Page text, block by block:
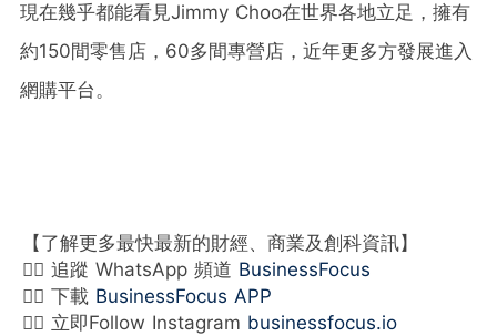
現在幾乎都能看見Jimmy Choo在世界各地立足，擁有
約150間零售店，60多間專營店，近年更多方發展進入
網購平台。
【了解更多最快最新的財經、商業及創科資訊】
👉🏻 追蹤 WhatsApp 頻道 BusinessFocus
👉🏻 下載 BusinessFocus APP
👉🏻 立即Follow Instagram businessfocus.io